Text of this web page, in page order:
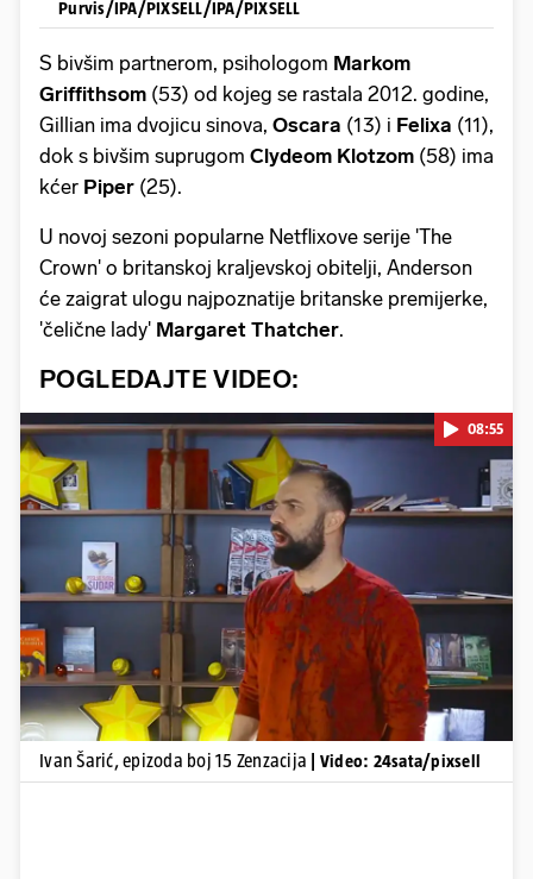
Purvis/IPA/PIXSELL/IPA/PIXSELL
S bivšim partnerom, psihologom Markom
Griffithsom (53) od kojeg se rastala 2012. godine,
Gillian ima dvojicu sinova, Oscara (13) i Felixa (11),
dok s bivšim suprugom Clydeom Klotzom (58) ima
kćer Piper (25).
U novoj sezoni popularne Netflixove serije 'The
Crown' o britanskoj kraljevskoj obitelji, Anderson
će zaigrat ulogu najpoznatije britanske premijerke,
'čelične lady' Margaret Thatcher.
POGLEDAJTE VIDEO:
Pokretanje videa...
08:55
Ivan Šarić, epizoda boj 15 Zenzacija | Video: 24sata/pixsell